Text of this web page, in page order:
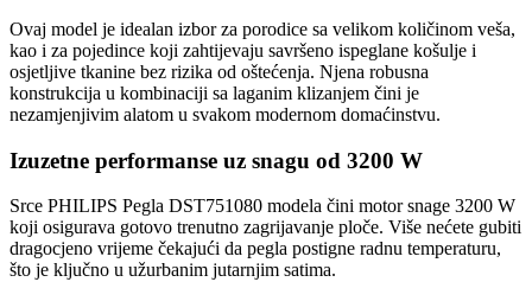
Ovaj model je idealan izbor za porodice sa velikom količinom veša,
kao i za pojedince koji zahtijevaju savršeno ispeglane košulje i
osjetljive tkanine bez rizika od oštećenja. Njena robusna
konstrukcija u kombinaciji sa laganim klizanjem čini je
nezamjenjivim alatom u svakom modernom domaćinstvu.
Izuzetne performanse uz snagu od 3200 W
Srce PHILIPS Pegla DST751080 modela čini motor snage 3200 W
koji osigurava gotovo trenutno zagrijavanje ploče. Više nećete gubiti
dragocjeno vrijeme čekajući da pegla postigne radnu temperaturu,
što je ključno u užurbanim jutarnjim satima.